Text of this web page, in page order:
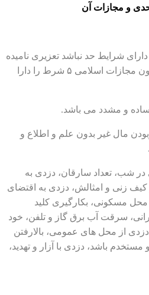
و مجازات آن
شرایط حد نباشد تعزیری نامیده
قانون مجازات اسلامی ۵ شرط را دارا
و مشدد می باشد.
مال غیر بدون علم و اطلاع و
شب، تعداد سارقان، دزدی به
زنی و امثالش، دزدی به اقتضای
مسکونی، بکارگیری کلید
سرقت آب برق گاز و تلفن، خود
از محل های عمومی، بالارفتن
مستخدم باشد، دزدی با آزار و تهدید،